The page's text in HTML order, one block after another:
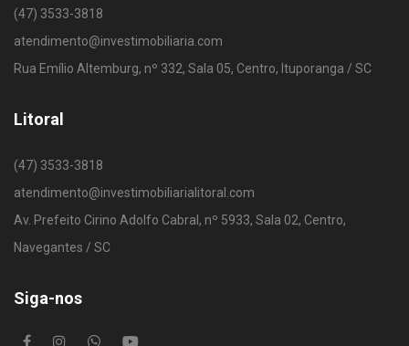
(47) 3533-3818
atendimento@investimobiliaria.com
Rua Emílio Altemburg, nº 332, Sala 05, Centro, Ituporanga / SC
Litoral
(47) 3533-3818
atendimento@investimobiliarialitoral.com
Av. Prefeito Cirino Adolfo Cabral, nº 5933, Sala 02, Centro,
Navegantes / SC
Siga-nos